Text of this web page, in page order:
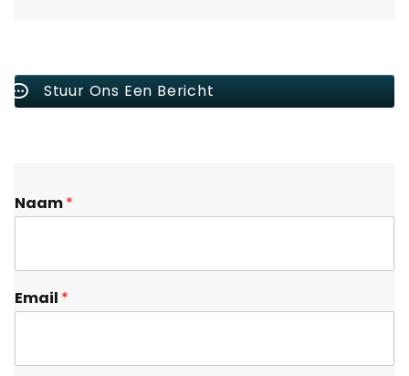
Stuur Ons Een Bericht
Naam*
Email *